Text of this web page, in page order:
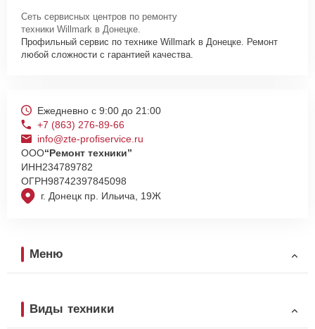
Сеть сервисных центров по ремонту
техники Willmark в Донецке.
Профильный сервис по технике Willmark в Донецке. Ремонт
любой сложности с гарантией качества.
г. Донецк пр. Ильича, 19Ж
Ежедневно с 9:00 до 21:00
+7 (863) 276-89-66
info@zte-profiservice.ru
ООО“Ремонт техники”
ИНН234789782
ОГРН98742397845098
Меню
Виды техники